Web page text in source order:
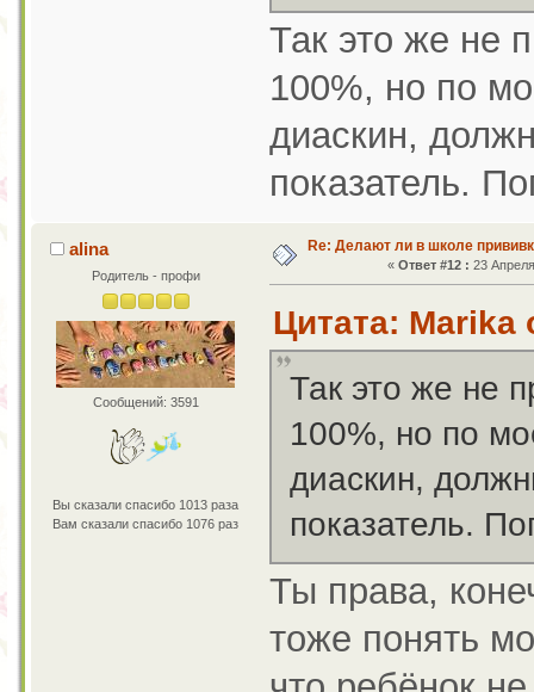
Так это же не
100%, но по
диаскин,
показатель.
alina
Родитель - профи
Сообщений: 3591
Вы сказали спасибо 1013 раза
Вам сказали спасибо 1076 раз
Re: Делают ли в школе
«Ответ #12 : 23
Цитата: Marika
Так это же не
100%, но по
диаскин,
показатель.
Ты права,
тоже понять